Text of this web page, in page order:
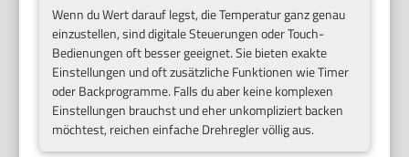
Wenn du Wert darauf legst, die Temperatur ganz genau
einzustellen, sind digitale Steuerungen oder Touch-
Bedienungen oft besser geeignet. Sie bieten exakte
Einstellungen und oft zusätzliche Funktionen wie Timer
oder Backprogramme. Falls du aber keine komplexen
Einstellungen brauchst und eher unkompliziert backen
möchtest, reichen einfache Drehregler völlig aus.